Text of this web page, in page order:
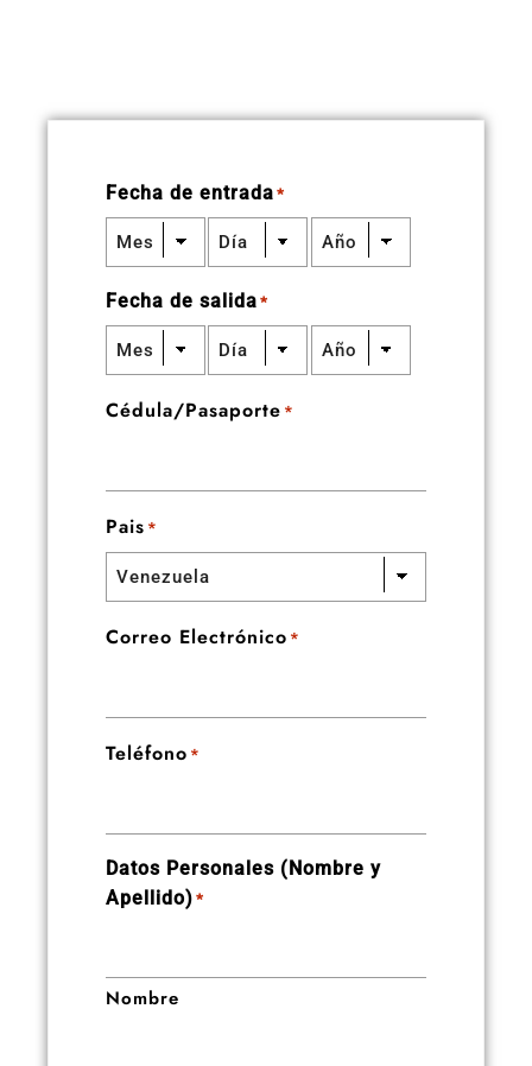
Fecha de entrada *
Fecha de salida *
Cédula/Pasaporte *
Pais *
Correo Electrónico *
Teléfono *
Datos Personales (Nombre y
Apellido) *
Nombre